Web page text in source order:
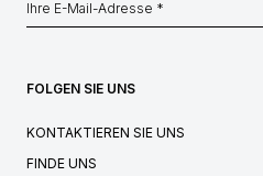
FOLGEN SIE UNS
KONTAKTIEREN SIE UNS
FINDE UNS